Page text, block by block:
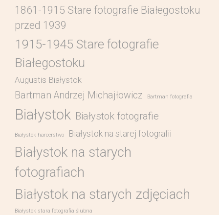
1861-1915 Stare fotografie Białegostoku
przed 1939
1915-1945 Stare fotografie
Białegostoku
Augustis Białystok
Bartman Andrzej Michajłowicz Bartman fotografia
Białystok Białystok fotografie
Białystok harcerstwo Białystok na starej fotografii
Białystok na starych
fotografiach
Białystok na starych zdjęciach
Białystok stara fotografia ślubna